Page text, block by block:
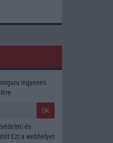
ingyenes
OK
és
Ezt a webhelyet